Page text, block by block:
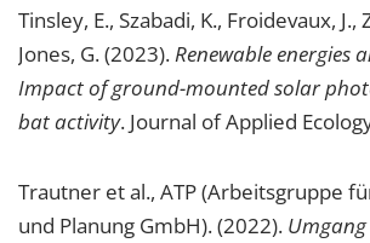
Tinsley, E., Szabadi, K., Froidevaux, J.,
Jones, G. (2023).Renewable energies
Impact of ground-mounted solar
bat activity. Journal of Applied
Trautner et al., ATP (Arbeitsgruppe
und Planung GmbH). (2022).